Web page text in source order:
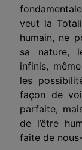
veut la
humain, ne
sa nature,
infinis,
les
façon de
parfaite,
de l’être
faite de